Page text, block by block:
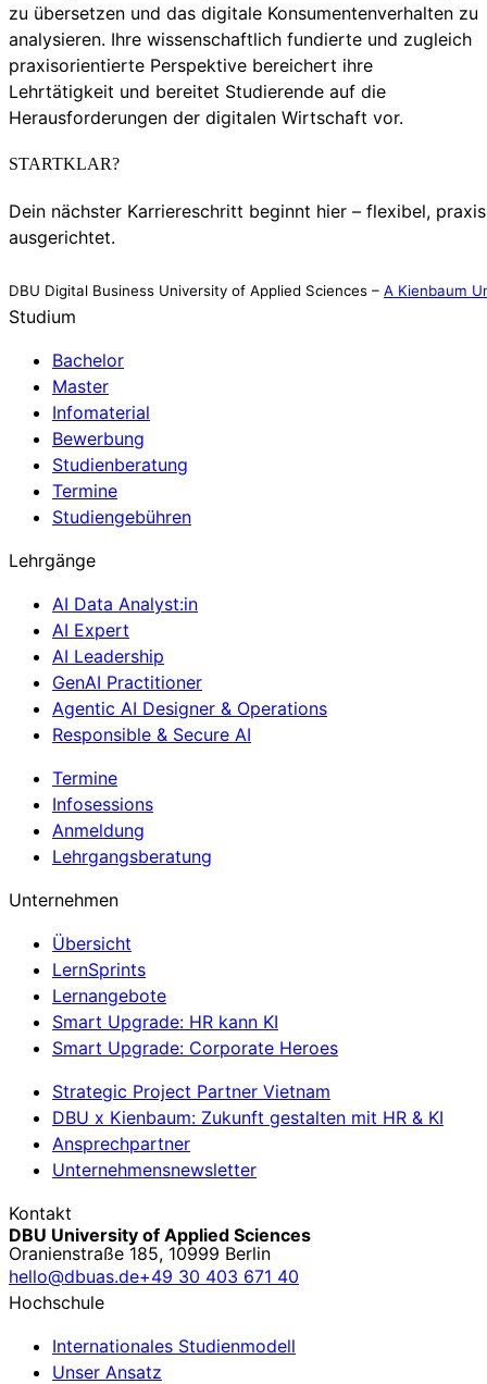
zu übersetzen und das digitale Konsumentenverhalten zu
analysieren. Ihre wissenschaftlich fundierte und zugleich
praxisorientierte Perspektive bereichert ihre
Lehrtätigkeit und bereitet Studierende auf die
Herausforderungen der digitalen Wirtschaft vor.
STARTKLAR?
Dein nächster Karriereschritt beginnt hier – flexibel,
ausgerichtet.
DBU Digital Business University of Applied Sciences – A Kienbaum
Studium
Bachelor
Master
Infomaterial
Bewerbung
Studienberatung
Termine
Studiengebühren
Lehrgänge
AI Data Analyst:in
AI Expert
AI Leadership
GenAI Practitioner
Agentic AI Designer & Operations
Responsible & Secure AI
Termine
Infosessions
Anmeldung
Lehrgangsberatung
Unternehmen
Übersicht
LernSprints
Lernangebote
Smart Upgrade: HR kann KI
Smart Upgrade: Corporate Heroes
Strategic Project Partner Vietnam
DBU x Kienbaum: Zukunft gestalten mit HR & KI
Ansprechpartner
Unternehmensnewsletter
Kontakt
DBU University of Applied Sciences
Oranienstraße 185, 10999 Berlin
hello@dbuas.de+49 30 403 671 40
Hochschule
Internationales Studienmodell
Unser Ansatz